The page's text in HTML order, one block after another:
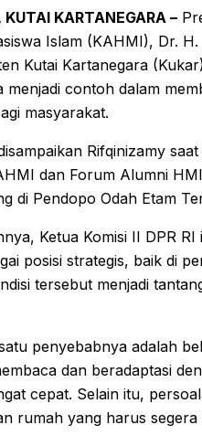
KUTAI KARTANEGARA –
Islam (KAHMI), Dr.
Kutai Kartanegara
menjadi contoh dalam
masyarakat.
Rifqinizamy
dan Forum Alumni
di Pendopo Odah Etam
Ketua Komisi II DPR
posisi strategis, baik di
tersebut menjadi
penyebabnya adalah
dan beradaptasi
cepat. Selain itu,
rumah yang harus segera